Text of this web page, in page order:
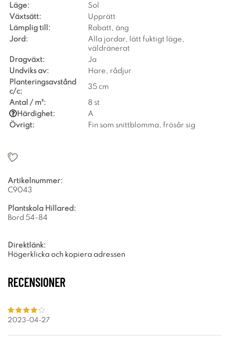
Läge:
Sol
Växtsätt:
Upprätt
Lämplig till:
Rabatt, äng
Jord:
Alla jordar, lätt fuktigt läge,
väldränerat
Dragväxt:
Ja
Undviks av:
Hare, rådjur
Planteringsavstånd
c/c:
35 cm
Antal / m²:
8 st
Härdighet:
A
Övrigt:
Fin som snittblomma, frösår sig
Artikelnummer:
C9043
Plantskola Hillared:
Bord 54-84
Direktlänk:
Högerklicka och kopiera adressen
RECENSIONER
2023-04-27